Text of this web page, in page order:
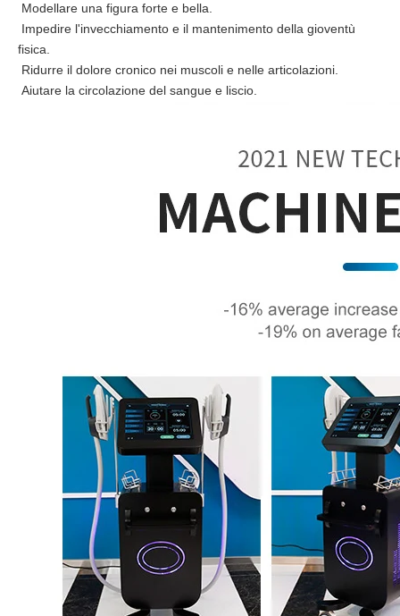
Modellare una figura forte e bella.
Impedire l'invecchiamento e il mantenimento della gioventù
fisica.
Ridurre il dolore cronico nei muscoli e nelle articolazioni.
Aiutare la circolazione del sangue e liscio.